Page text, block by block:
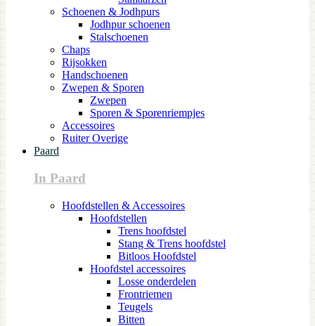
Schoenen & Jodhpurs
Jodhpur schoenen
Stalschoenen
Chaps
Rijsokken
Handschoenen
Zwepen & Sporen
Zwepen
Sporen & Sporenriempjes
Accessoires
Ruiter Overige
Paard
In Paard
Hoofdstellen & Accessoires
Hoofdstellen
Trens hoofdstel
Stang & Trens hoofdstel
Bitloos Hoofdstel
Hoofdstel accessoires
Losse onderdelen
Frontriemen
Teugels
Bitten